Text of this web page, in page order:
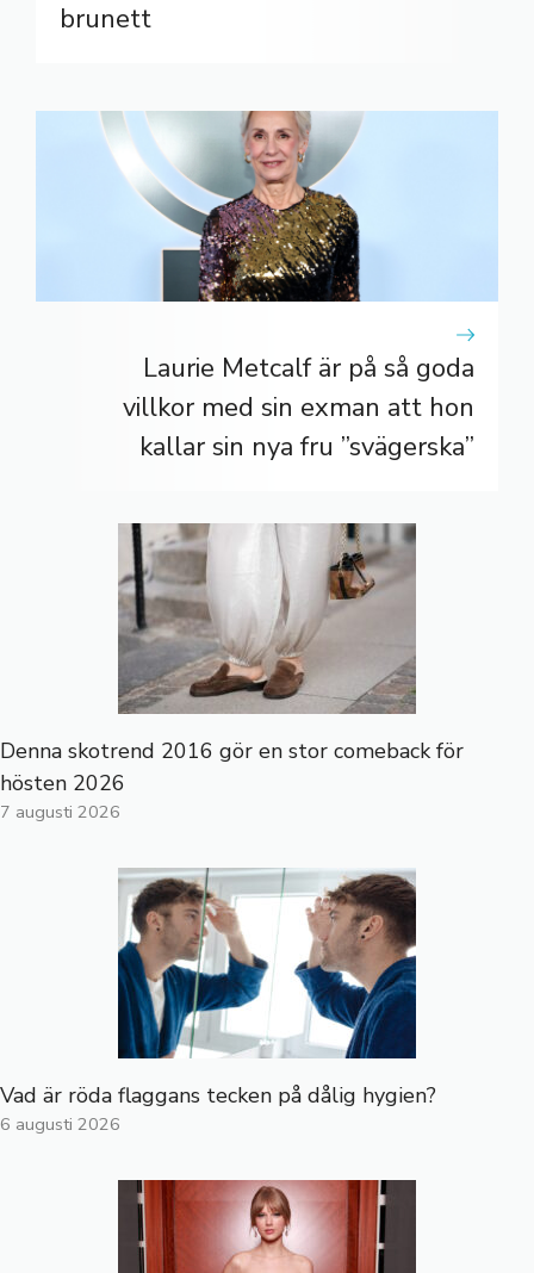
brunett
Laurie Metcalf är på så goda
villkor med sin exman att hon
kallar sin nya fru ”svägerska”
Denna skotrend 2016 gör en stor comeback för
hösten 2026
7 augusti 2026
Vad är röda flaggans tecken på dålig hygien?
6 augusti 2026